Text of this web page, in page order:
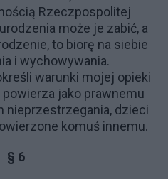
Rzeczpospolitej
może je zabić, a
to biorę na siebie
i wychowywania.
warunki mojej opieki
jako prawnemu
nieprzestrzegania, dzieci
komuś innemu.
§ 6